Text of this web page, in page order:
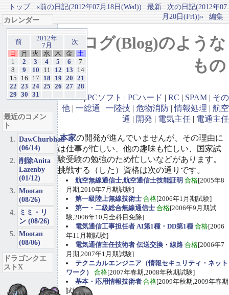
トップ «前の日記(2012年07月18日(Wed)) 最新
次の日記(2012年07
月20日(Fri))»
編集
ブログ(Blog)のような
もの
GBA|PCソフト | PCハード | RC | SPAM | その
他 | 一総通 | 一陸技 | 危物消防 |情報処理 | 航空
通 | 開発 | 電気主任 | 電通主任
本家の開発が進んでいませんが、その理由に
は仕事が忙しい、他の趣味も忙しい、国家試
験受験の勉強のため忙しいなどがあります。
挑戦する（した）資格は次の通りです。
航空無線通信士,航空通信士技能証明 合格[2005年8
月期,2010年7月期試験]
第一級陸上無線技術士 合格[2006年1月期試験]
第一・二級総合無線通信士 合格[2006年9月期試
験,2006年10月全科目免除]
電気通信工事担任者 AI第1種・DD第1種 合格[2006
年11月期試験]
電気通信主任技術者 伝送交換・線路 合格[2006年7
月期,2007年1月期試験]
テクニカルエンジニア（情報セキュリティ・ネット
ワーク）
合格[2007年春期,2008年秋期試験]
基本・応用情報技術者 合格[2009年秋期,2009年春期
試験]
カレンダー
前
2012年
7月
次
日
月 火 水 木 金
土
1
2 3 4 5 6
7
8
9 10 11 12 13
14
15
16 17 18 19 20
21
22
23 24 25 26 27 28
29
30 31
最近のコメン
ト
DawChurbhab
(06/14)
削除Anita
Lazenby
(01/12)
Mootan
(08/26)
ミミ・リ
ン (08/26)
Mootan
(08/06)
ドラゴンクエ
ストX